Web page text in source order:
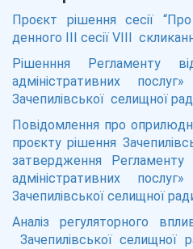
Проєкт рішення сесії
денного III сесії VIII
Рішенння Регламенту
адміністративних
Зачепилівської селищної
Повідомлення про
проєкту рішення
затвердження Регламенту
адміністративних
Зачепилівської селищної
Аналіз регуляторного
Зачепилівської